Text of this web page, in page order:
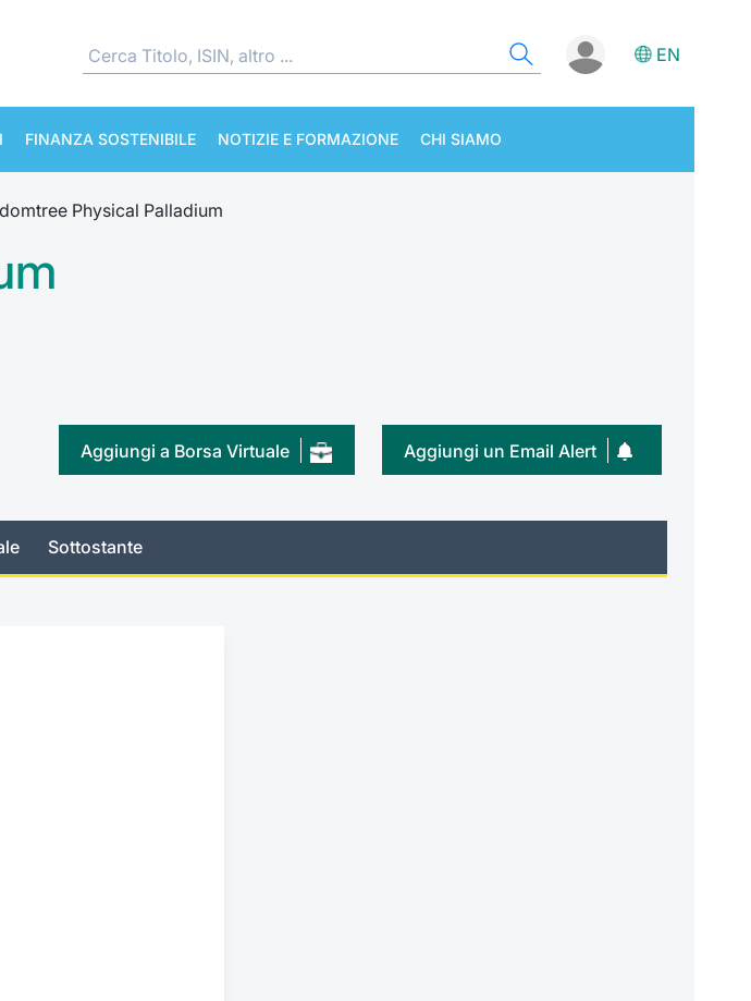
EN
FINANZA SOSTENIBILE NOTIZIE E FORMAZIONE CHI SIAMO
Physical Palladium
Aggiungi un Email Alert
Aggiungi a Borsa Virtuale
Sottostante